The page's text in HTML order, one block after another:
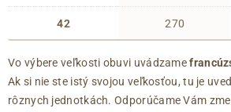
42 270
Vo výbere veľkosti obuvi uvádzame
Ak si nie ste istý svojou veľkosťou, tu je
rôznych jednotkách. Odporúčame Vám